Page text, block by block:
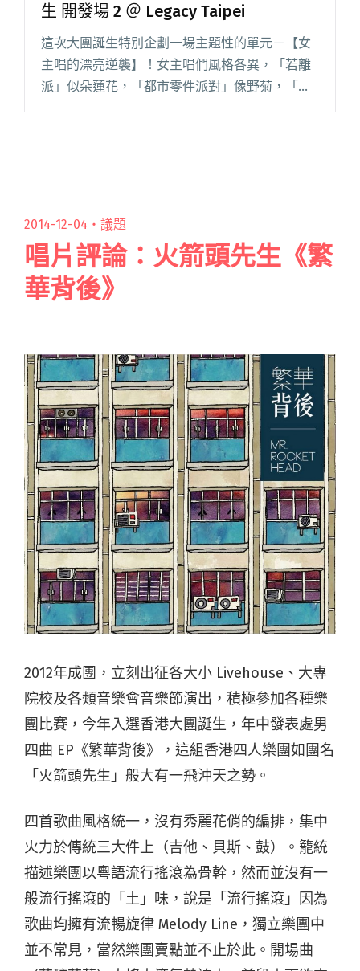
生 開發場 2 ＠ Legacy Taipei
這次大團誕生特別企劃一場主題性的單元－【女
主唱的漂亮逆襲】！女主唱們風格各異，「若離
派」似朵蓮花，「都市零件派對」像野菊，「瑪
2014-12-04・ 議題
唱片評論：火箭頭先生《繁
華背後》
2012年成團，立刻出征各大小 Livehouse、大專
院校及各類音樂會音樂節演出，積極參加各種樂
團比賽，今年入選香港大團誕生，年中發表處男
四曲 EP《繁華背後》，這組香港四人樂團如團名
「火箭頭先生」般大有一飛沖天之勢。
四首歌曲風格統一，沒有秀麗花俏的編排，集中
火力於傳統三大件上（吉他、貝斯、鼓）。籠統
描述樂團以粵語流行搖滾為骨幹，然而並沒有一
般流行搖滾的「土」味，說是「流行搖滾」因為
歌曲均擁有流暢旋律 Melody Line，獨立樂團中
並不常見，當然樂團賣點並不止於此。開場曲